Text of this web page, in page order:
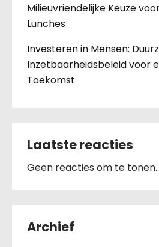
Milieuvriendelijke Keuze
Lunches
Investeren in Mensen:
Inzetbaarheidsbeleid voor
Toekomst
Laatste reacties
Geen reacties om te tonen.
Archief